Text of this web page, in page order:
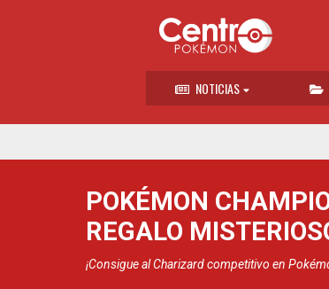
NOTICIAS
POKÉMON
REGALO
¡Consigue al Charizard competitivo en